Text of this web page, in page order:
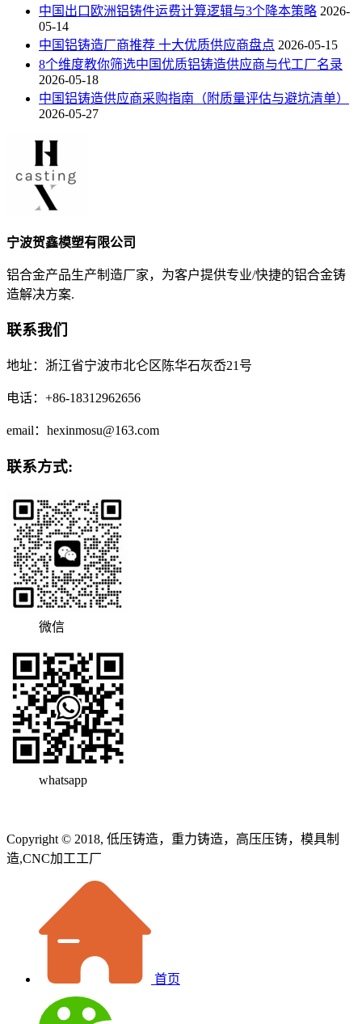
中国出口欧洲铝铸件运费计算逻辑与3个降本策略 2026-
05-14
中国铝铸造厂商推荐 十大优质供应商盘点 2026-05-15
8个维度教你筛选中国优质铝铸造供应商与代工厂名录
2026-05-18
中国铝铸造供应商采购指南（附质量评估与避坑清单）
2026-05-27
宁波贺鑫模塑有限公司
铝合金产品生产制造厂家，为客户提供专业/快捷的铝合金铸
造解决方案.
联系我们
地址：浙江省宁波市北仑区陈华石灰岙21号
电话：+86-18312962656
email：hexinmosu@163.com
联系方式:
微信
whatsapp
Copyright © 2018, 低压铸造，重力铸造，高压压铸，模具制
造,CNC加工工厂
首页